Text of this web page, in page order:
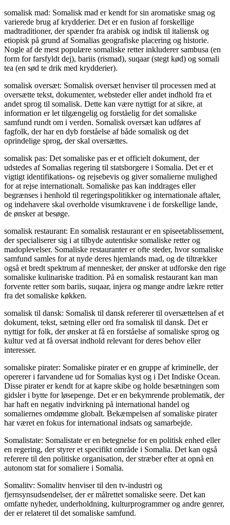
somalisk mad: Somalisk mad er kendt for sin aromatiske smag og
varierede brug af krydderier. Det er en fusion af forskellige
madtraditioner, der spænder fra arabisk og indisk til italiensk og
etiopisk på grund af Somalias geografiske placering og historie.
Nogle af de mest populære somaliske retter inkluderer sambusa (en
form for farsfyldt dej), bariis (rismad), suqaar (stegt kød) og somali
tea (en sød te drik med krydderier).
somalisk oversæt: Somalisk oversæt henviser til processen med at
oversætte tekst, dokumenter, websteder eller andet indhold fra et
andet sprog til somalisk. Dette kan være nyttigt for at sikre, at
information er let tilgængelig og forståelig for det somaliske
samfund rundt om i verden. Somalisk oversæt kan udføres af
fagfolk, der har en dyb forståelse af både somalisk og det
oprindelige sprog, der skal oversættes.
somalisk pas: Det somaliske pas er et officielt dokument, der
udstedes af Somalias regering til statsborgere i Somalia. Det er et
vigtigt identifikations- og rejsebevis og giver somalierne mulighed
for at rejse internationalt. Somaliske pas kan inddrages eller
begrænses i henhold til regeringspolitikker og internationale aftaler,
og indehavere skal overholde visumkravene i de forskellige lande,
de ønsker at besøge.
somalisk restaurant: En somalisk restaurant er en spiseetablissement,
der specialiserer sig i at tilbyde autentiske somaliske retter og
madoplevelser. Somaliske restauranter er ofte steder, hvor somaliske
samfund samles for at nyde deres hjemlands mad, og de tiltrækker
også et bredt spektrum af mennesker, der ønsker at udforske den rige
somaliske kulinariske tradition. På en somalisk restaurant kan man
forvente retter som bariis, suqaar, injera og mange andre lækre retter
fra det somaliske køkken.
somalisk til dansk: Somalisk til dansk refererer til oversættelsen af et
dokument, tekst, sætning eller ord fra somalisk til dansk. Det er
nyttigt for folk, der ønsker at få en forståelse af somaliske sprog og
kultur ved at få oversat indhold relevant for deres behov eller
interesser.
somaliske pirater: Somaliske pirater er en gruppe af kriminelle, der
opererer i farvandene ud for Somalias kyst og i Det Indiske Ocean.
Disse pirater er kendt for at kapre skibe og holde besætningen som
gidsler i bytte for løsepenge. Det er en bekymrende problematik, der
har haft en negativ indvirkning på international handel og
somaliernes omdømme globalt. Bekæmpelsen af somaliske pirater
har været en fokus for international indsats og samarbejde.
Somalistate: Somalistate er en betegnelse for en politisk enhed eller
en regering, der styrer et specifikt område i Somalia. Det kan også
referere til den politiske organisation, der stræber efter at opnå en
autonom stat for somaliere i Somalia.
Somalitv: Somalitv henviser til den tv-industri og
fjernsynsudsendelser, der er målrettet somaliske seere. Det kan
omfatte nyheder, underholdning, kulturprogrammer og andre genrer,
der er relateret til det somaliske samfund.